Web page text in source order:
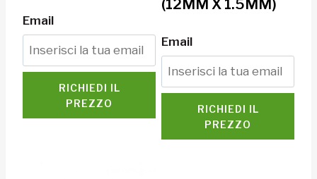
Email
RICHIEDI IL
PREZZO
(12MM X 1.5MM)
Email
RICHIEDI IL
PREZZO